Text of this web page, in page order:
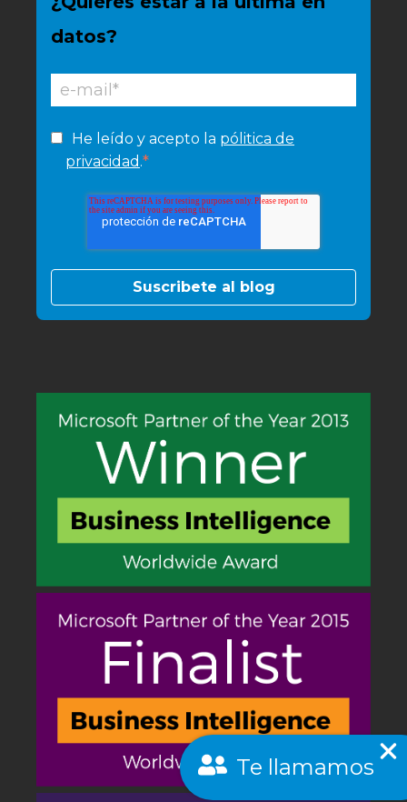
Te llamamos
datos?
He leído y acepto la pólitica de
privacidad .*